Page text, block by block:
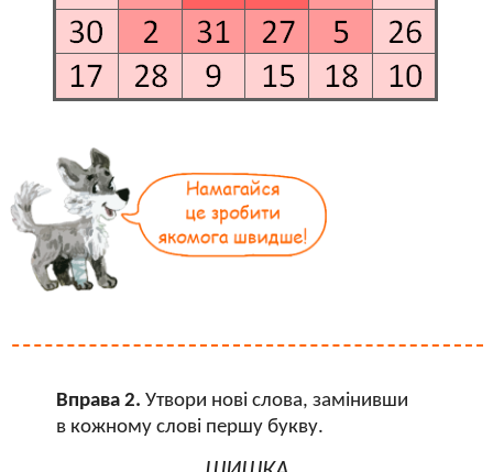
Вправа 2. Утвори нові слова, замінивши
в кожному слові першу букву.